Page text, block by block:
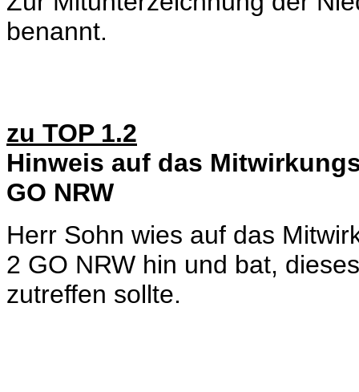
benannt.
zu TOP 1.2
Hinweis auf das
GO NRW
Herr Sohn wies auf das
2 GO NRW hin und bat,
zutreffen sollte.